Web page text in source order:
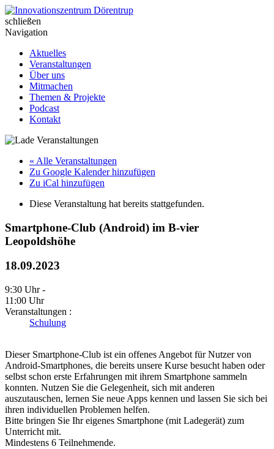
Skip
to
content
Innovationszentrum Dörentrup
schließen
Navigation
Aktuelles
Veranstaltungen
Über uns
Mitmachen
Themen & Projekte
Podcast
Kontakt
« Alle Veranstaltungen
Zu Google Kalender hinzufügen
Zu iCal hinzufügen
Diese Veranstaltung hat bereits stattgefunden.
Smartphone-Club (Android) im B-vier
Leopoldshöhe
18.09.2023
9:30 Uhr -
11:00 Uhr
Veranstaltungen :
Schulung
Dieser Smartphone-Club ist ein offenes Angebot für Nutzer von
Android-Smartphones, die bereits unsere Kurse besucht haben oder
selbst schon erste Erfahrungen mit ihrem Smartphone sammeln
konnten. Nutzen Sie die Gelegenheit, sich mit anderen
auszutauschen, lernen Sie neue Apps kennen und lassen Sie sich bei
ihren individuellen Problemen helfen.
Bitte bringen Sie Ihr eigenes Smartphone (mit Ladegerät) zum
Unterricht mit.
Mindestens 6 Teilnehmende.